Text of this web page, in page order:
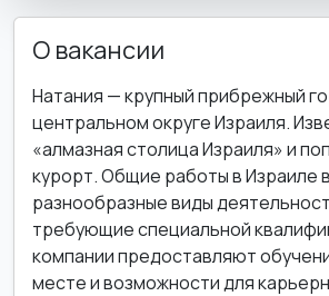
О вакансии
Натания — крупный прибрежный
центральном округе Израиля.
«алмазная столица Израиля» и
курорт. Общие работы в Израиле
разнообразные виды
требующие специальной
компании предоставляют
месте и возможности для